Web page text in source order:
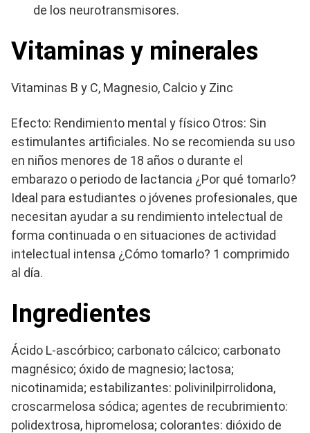
de los neurotransmisores.
Vitaminas y minerales
Vitaminas B y C, Magnesio, Calcio y Zinc
Efecto: Rendimiento mental y físico Otros: Sin
estimulantes artificiales. No se recomienda su uso
en niños menores de 18 años o durante el
embarazo o periodo de lactancia ¿Por qué tomarlo?
Ideal para estudiantes o jóvenes profesionales, que
necesitan ayudar a su rendimiento intelectual de
forma continuada o en situaciones de actividad
intelectual intensa ¿Cómo tomarlo? 1 comprimido
al día.
Ingredientes
Ácido L-ascórbico; carbonato cálcico; carbonato
magnésico; óxido de magnesio; lactosa;
nicotinamida; estabilizantes: polivinilpirrolidona,
croscarmelosa sódica; agentes de recubrimiento:
polidextrosa, hipromelosa; colorantes: dióxido de